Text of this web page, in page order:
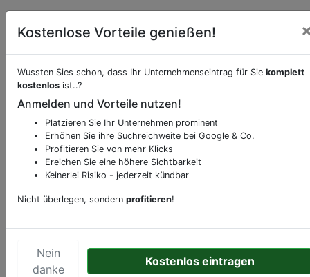
Beschreibung & Services von
Sie möchten eine Beschreibung, Dienstleistung
oder andere relevante Informationen hinzufügen?
Klicken Sie bittehierum uns zu kontaktieren.
Gerne erweitern wir Ihren Firmeneintrag um
Sonderangebote odere besondere Services, die
Ihr Unternehmen anbietet und womit Sie sich von
Kostenlose Vorteile genießen!
Wussten Sies schon, dass Ihr Unternehmenseintrag für Sie komplett
kostenlos ist..?
Anmelden und Vorteile nutzen!
Platzieren Sie Ihr Unternehmen prominent
Erhöhen Sie ihre Suchreichweite bei Google & Co.
Profitieren Sie von mehr Klicks
Ereichen Sie eine höhere Sichtbarkeit
Keinerlei Risiko - jederzeit kündbar
Nicht überlegen, sondern profitieren!
Nein
danke
Kostenlos eintragen